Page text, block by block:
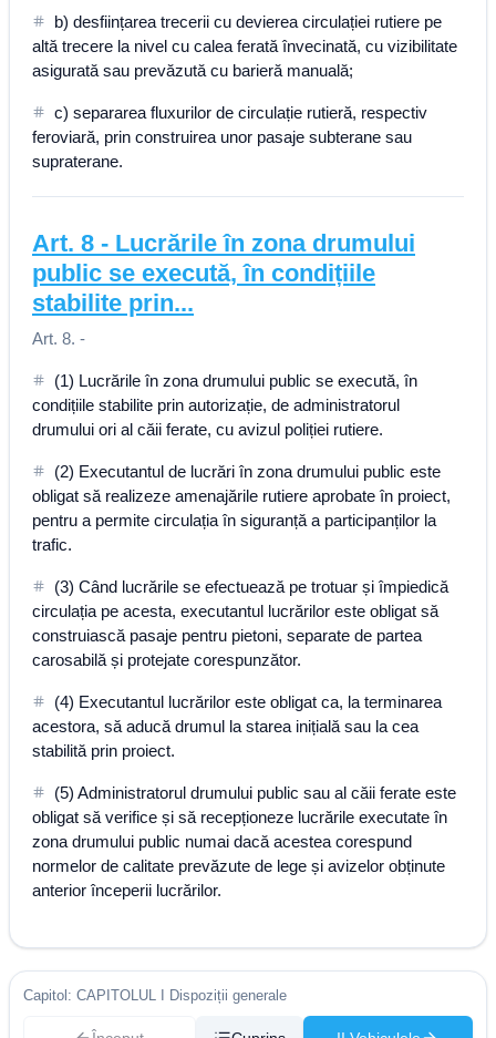
b) desființarea trecerii cu devierea circulației rutiere pe
altă trecere la nivel cu calea ferată învecinată, cu vizibilitate
asigurată sau prevăzută cu barieră manuală;
c) separarea fluxurilor de circulație rutieră, respectiv
feroviară, prin construirea unor pasaje subterane sau
supraterane.
Art. 8 - Lucrările în zona drumului
public se execută, în condițiile
stabilite prin...
Art. 8. -
(1) Lucrările în zona drumului public se execută, în
condițiile stabilite prin autorizație, de administratorul
drumului ori al căii ferate, cu avizul poliției rutiere.
(2) Executantul de lucrări în zona drumului public este
obligat să realizeze amenajările rutiere aprobate în proiect,
pentru a permite circulația în siguranță a participanților la
trafic.
(3) Când lucrările se efectuează pe trotuar și împiedică
circulația pe acesta, executantul lucrărilor este obligat să
construiască pasaje pentru pietoni, separate de partea
carosabilă și protejate corespunzător.
(4) Executantul lucrărilor este obligat ca, la terminarea
acestora, să aducă drumul la starea inițială sau la cea
stabilită prin proiect.
(5) Administratorul drumului public sau al căii ferate este
obligat să verifice și să recepționeze lucrările executate în
zona drumului public numai dacă acestea corespund
normelor de calitate prevăzute de lege și avizelor obținute
anterior începerii lucrărilor.
Capitol: CAPITOLUL I Dispoziții generale